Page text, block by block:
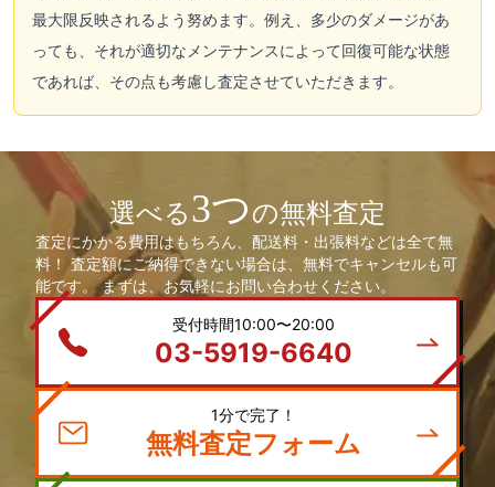
最大限反映されるよう努めます。例え、多少のダメージがあ
っても、それが適切なメンテナンスによって回復可能な状態
であれば、その点も考慮し査定させていただきます。
選べる3つの無料査定
査定にかかる費用はもちろん、配送料・出張料などは全て無
料！ 査定額にご納得できない場合は、無料でキャンセルも可
能です。 まずは、お気軽にお問い合わせください。
受付時間10:00〜20:00
03-5919-6640
1分で完了！
無料査定フォーム